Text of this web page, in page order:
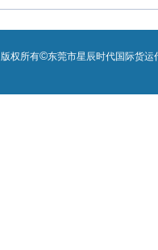
版权所有©东莞市星辰时代国际货